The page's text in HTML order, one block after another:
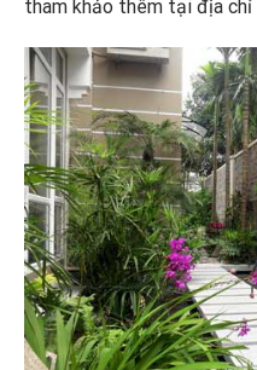
tham khảo thêm tại địa chỉ